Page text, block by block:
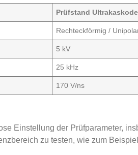
Prüfstand Ultrakaskode
Rechteckförmig /
5 kV
25 kHz
170 V/ns
Einstellung der Prüfparameter,
zu testen, wie zum